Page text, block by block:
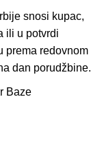
snosi kupac,
ili u potvrdi
prema redovnom
dan porudžbine.
Baze